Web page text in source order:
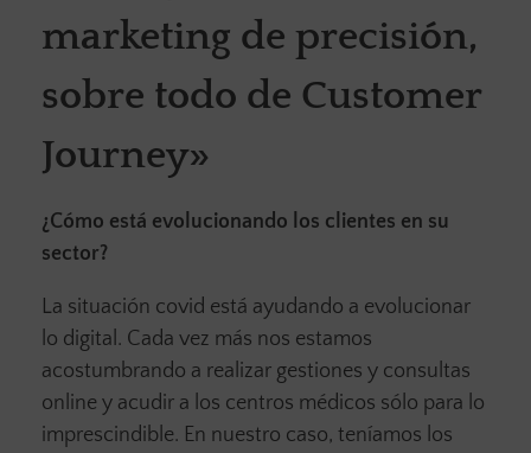
marketing de precisión,
sobre todo de Customer
Journey»
¿Cómo está evolucionando los clientes en su
sector?
La situación covid está ayudando a evolucionar
lo digital. Cada vez más nos estamos
acostumbrando a realizar gestiones y consultas
online y acudir a los centros médicos sólo para lo
imprescindible. En nuestro caso, teníamos los